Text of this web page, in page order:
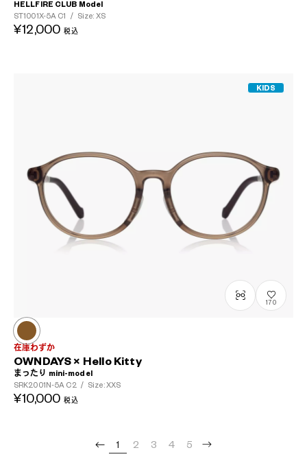
HELLFIRE CLUB Model
ST1001X-5A C1 / Size: XS
¥12,000 税込
KIDS
170
在庫わずか
OWNDAYS × Hello Kitty
まったり mini-model
SRK2001N-5A C2 / Size: XXS
¥10,000 税込
1 2 3 4 5